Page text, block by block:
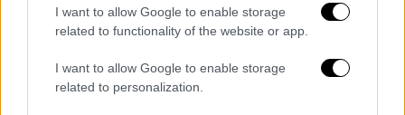
I want to allow Google to enable storage
related to functionality of the website or app.
I want to allow Google to enable storage
related to personalization.
Αφροδίτη Γκόγκογλου
Κρατάω:Τηναθώωση των εννέα
κατηγορούμενων Αιγύπτιων για το πολύνεκρο